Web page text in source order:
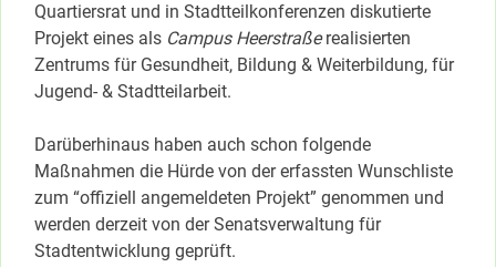
Quartiersrat und in Stadtteilkonferenzen diskutierte
Projekt eines als Campus Heerstraßerealisierten
Zentrums für Gesundheit, Bildung & Weiterbildung, für
Jugend- & Stadtteilarbeit.
Darüberhinaus haben auch schon folgende
Maßnahmen die Hürde von der erfassten Wunschliste
zum “offiziell angemeldeten Projekt” genommen und
werden derzeit von der Senatsverwaltung für
Stadtentwicklung geprüft.